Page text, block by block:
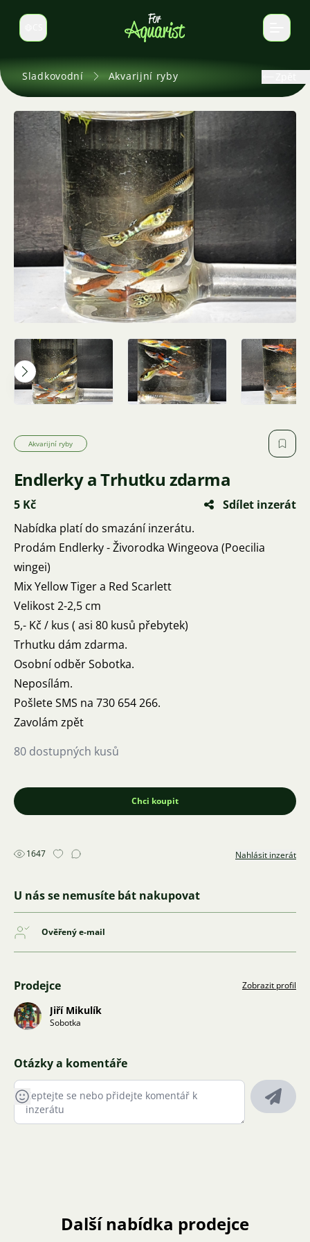
Select language
Sladkovodní Akvarijní ryby
Akvarijní ryby
Endlerky a Trhutku zdarma
5 Kč
Sdílet inzerát
Nabídka platí do smazání inzerátu.
Prodám Endlerky - Živorodka Wingeova (Poecilia
wingei)
Mix Yellow Tiger a Red Scarlett
Velikost 2-2,5 cm
5,- Kč / kus ( asi 80 kusů přebytek)
Trhutku dám zdarma.
Osobní odběr Sobotka.
Neposílám.
Pošlete SMS na 730 654 266.
Zavolám zpět
80 dostupných kusů
Chci koupit
1647 Nahlásit inzerát
U nás se nemusíte bát nakupovat
Ověřený e-mail
Prodejce Zobrazit profil
Jiří Mikulík
Sobotka
Otázky a komentáře
Další nabídka prodejce